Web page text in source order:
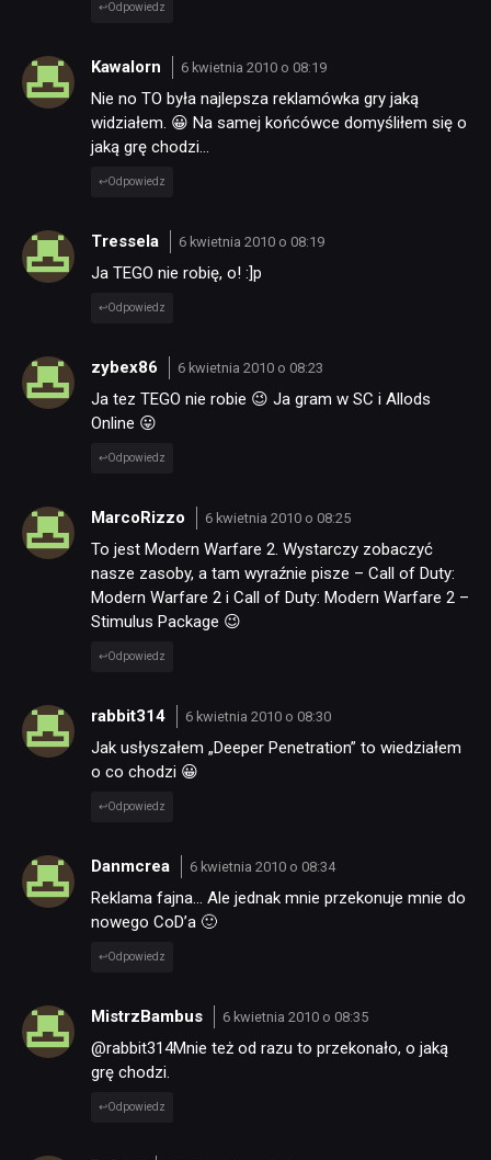
Odpowiedz
Kawalorn 6 kwietnia 2010 o 08:19
Nie no TO była najlepsza reklamówka gry jaką
widziałem. 😀 Na samej końcówce domyśliłem się o
jaką grę chodzi…
Odpowiedz
Tressela 6 kwietnia 2010 o 08:19
Ja TEGO nie robię, o! :]p
Odpowiedz
zybex86 6 kwietnia 2010 o 08:23
Ja tez TEGO nie robie 😉 Ja gram w SC i Allods
Online 😛
Odpowiedz
MarcoRizzo 6 kwietnia 2010 o 08:25
To jest Modern Warfare 2. Wystarczy zobaczyć
nasze zasoby, a tam wyraźnie pisze – Call of Duty:
Modern Warfare 2 i Call of Duty: Modern Warfare 2 –
Stimulus Package 😉
Odpowiedz
rabbit314 6 kwietnia 2010 o 08:30
Jak usłyszałem „Deeper Penetration” to wiedziałem
o co chodzi 😀
Odpowiedz
Danmcrea 6 kwietnia 2010 o 08:34
Reklama fajna… Ale jednak mnie przekonuje mnie do
nowego CoD’a 🙂
Odpowiedz
MistrzBambus 6 kwietnia 2010 o 08:35
@rabbit314Mnie też od razu to przekonało, o jaką
grę chodzi.
Odpowiedz